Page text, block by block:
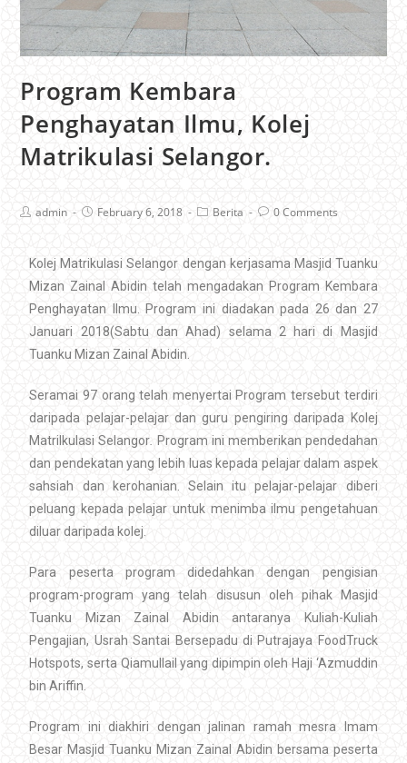
Program Kembara
Penghayatan Ilmu, Kolej
Matrikulasi Selangor.
admin February 6, 2018 Berita 0 Comments
Kolej Matrikulasi Selangor dengan kerjasama Masjid Tuanku
Mizan Zainal Abidin telah mengadakan Program Kembara
Penghayatan Ilmu. Program ini diadakan pada 26 dan 27
Januari 2018(Sabtu dan Ahad) selama 2 hari di Masjid
Tuanku Mizan Zainal Abidin.
Seramai 97 orang telah menyertai Program tersebut terdiri
daripada pelajar-pelajar dan guru pengiring daripada Kolej
Matrilkulasi Selangor .Program ini memberikan pendedahan
dan pendekatan yang lebih luas kepada pelajar dalam aspek
sahsiah dan kerohanian. Selain itu pelajar-pelajar diberi
peluang kepada pelajar untuk menimba ilmu pengetahuan
diluar daripada kolej.
Para peserta program didedahkan dengan pengisian
program-program yang telah disusun oleh pihak Masjid
Tuanku Mizan Zainal Abidin antaranya Kuliah-Kuliah
Pengajian, Usrah Santai Bersepadu di Putrajaya FoodTruck
Hotspots, serta Qiamullail yang dipimpin oleh Haji ‘Azmuddin
bin Ariffin.
Program ini diakhiri dengan jalinan ramah mesra Imam
Besar Masjid Tuanku Mizan Zainal Abidin bersama peserta